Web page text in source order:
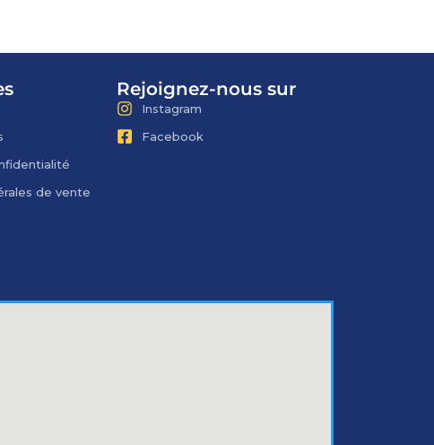
de vente
Rejoignez-nous sur
Instagram
Facebook